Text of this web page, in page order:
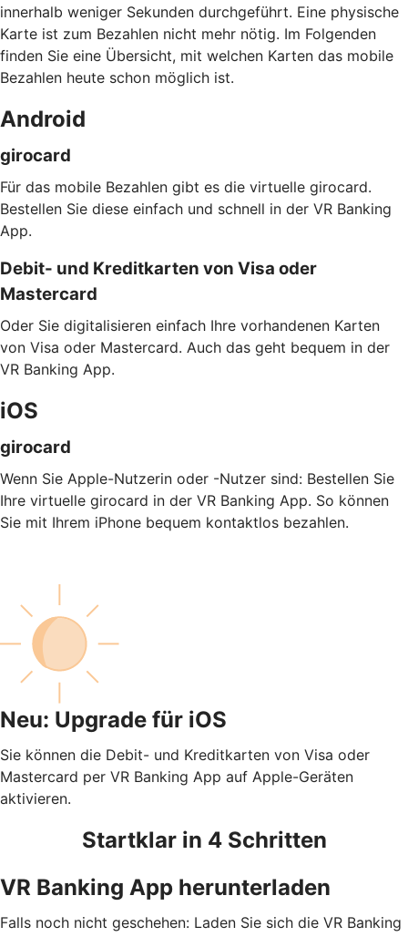
innerhalb weniger Sekunden durchgeführt. Eine physische
Karte ist zum Bezahlen nicht mehr nötig. Im Folgenden
finden Sie eine Übersicht, mit welchen Karten das mobile
Bezahlen heute schon möglich ist.
Android
girocard
Für das mobile Bezahlen gibt es die virtuelle girocard.
Bestellen Sie diese einfach und schnell in der VR Banking
App.
Debit- und Kreditkarten von Visa oder
Mastercard
Oder Sie digitalisieren einfach Ihre vorhandenen Karten
von Visa oder Mastercard. Auch das geht bequem in der
VR Banking App.
iOS
girocard
Wenn Sie Apple-Nutzerin oder -Nutzer sind: Bestellen Sie
Ihre virtuelle girocard in der VR Banking App. So können
Sie mit Ihrem iPhone bequem kontaktlos bezahlen.
Neu: Upgrade für iOS
Sie können die Debit- und Kreditkarten von Visa oder
Mastercard per VR Banking App auf Apple-Geräten
aktivieren.
Startklar in 4 Schritten
VR Banking App herunterladen
Falls noch nicht geschehen: Laden Sie sich die VR Banking